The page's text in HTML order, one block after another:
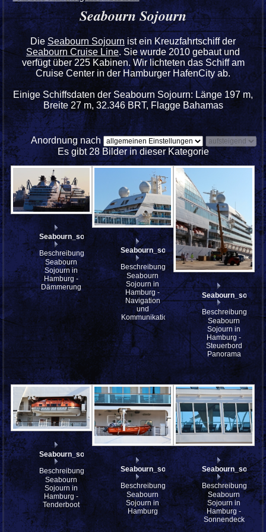
Seabourn Sojourn
Die Seabourn Sojourn ist ein Kreuzfahrtschiff der
Seabourn Cruise Line. Sie wurde 2010 gebaut und
verfügt über 225 Kabinen. Wir lichteten das Schiff am
Cruise Center in der Hamburger HafenCity ab.
Einige Schiffsdaten der Seabourn Sojourn: Länge 197 m,
Breite 27 m, 32.346 BRT, Flagge Bahamas
Anordnung nach
Es gibt 28 Bilder in dieser Kategorie
Seabourn_sojourn_IMG_8937_stitch
Beschreibung:
Seabourn
Sojourn in
Hamburg -
Dämmerung
Seabourn_sojourn_IMG_8928_stitch
Beschreibung:
Seabourn
Sojourn in
Hamburg -
Navigation
und
Kommunikation
Beschreibung:
Seabourn
Sojourn in
Hamburg -
Steuerbord
Panorama
Seabourn_sojourn_IMG_8901
Beschreibung:
Seabourn
Sojourn in
Hamburg -
Tenderboot
Seabourn_sojourn_IMG_8900
Beschreibung:
Seabourn
Sojourn in
Hamburg
Beschreibung:
Seabourn
Sojourn in
Hamburg -
Sonnendeck